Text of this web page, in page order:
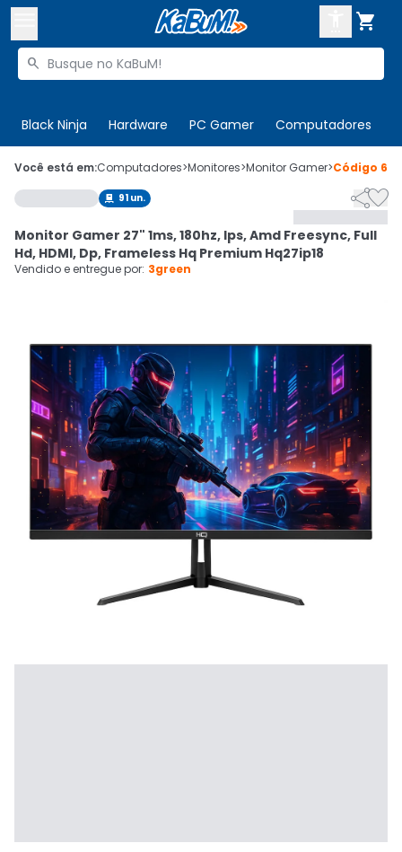

Buscar produtos

Black Ninja Hardware PC Gamer Computadores
 Olá. Acesse sua conta
 Departamentos
Cupons
CADASTRE-SE
Você está em:Computadores>Monitores>Monitor Gamer>Código
 91 un. 
Monitor Gamer 27" 1ms, 180hz, Ips, Amd Freesync, Full
Hd, HDMI, Dp, Frameless Hq Premium Hq27ip18
Vendido e entregue por: 3green